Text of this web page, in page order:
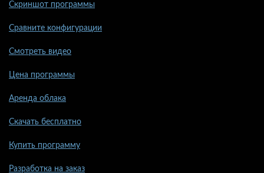
Скриншот программы
Сравните конфигурации
Смотреть видео
Цена программы
Аренда облака
Скачать бесплатно
Купить программу
Разработка на заказ